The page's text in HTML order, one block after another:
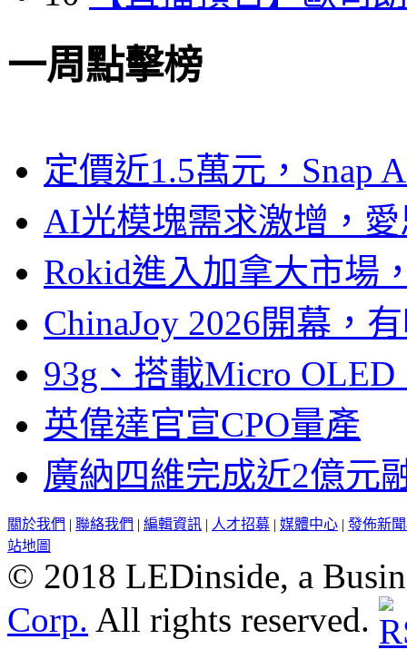
一周點擊榜
定價近1.5萬元，Snap
AI光模塊需求激增，
Rokid進入加拿大市場
ChinaJoy 2026開幕，
93g、搭載Micro
英偉達官宣CPO量產
廣納四維完成近2億元
關於我們 | 聯絡我們 | 編輯資訊 | 人才招募 | 媒體中心 | 發佈新
站地圖
© 2018 LEDinside, a
Corp. All rights reserved.